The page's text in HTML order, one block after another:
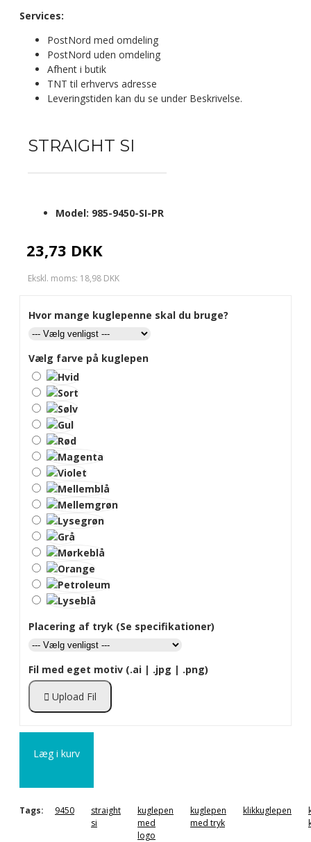
Services:
PostNord med omdeling
PostNord uden omdeling
Afhent i butik
TNT til erhvervs adresse
Leveringstiden kan du se under Beskrivelse.
STRAIGHT SI
23,73 DKK
Ekskl. moms: 18,98 DKK
Model: 985-9450-SI-PR
Hvor mange kuglepenne skal du bruge?
Vælg farve på kuglepen
Placering af tryk (Se specifikationer)
Fil med eget motiv (.ai | .jpg | .png)
Upload Fil
Læg i kurv
Tags: 9450
straight
si
kuglepen
med
logo
kuglepen
med tryk
klikkuglepen